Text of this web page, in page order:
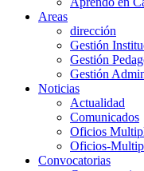
Areas
dirección
Gestión
Gestión
Gestión
Noticias
Actualidad
Comunicados
Oficios
Oficios-
Convocatorias